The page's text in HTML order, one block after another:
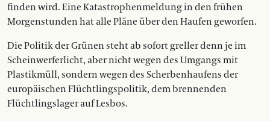
finden wird. Eine Katastrophenmeldung in den frühen
Morgenstunden hat alle Pläne über den Haufen geworfen.
Die Politik der Grünen steht ab sofort greller denn je im
Scheinwerferlicht, aber nicht wegen des Umgangs mit
Plastikmüll, sondern wegen des Scherbenhaufens der
europäischen Flüchtlingspolitik, dem brennenden
Flüchtlingslager auf Lesbos.